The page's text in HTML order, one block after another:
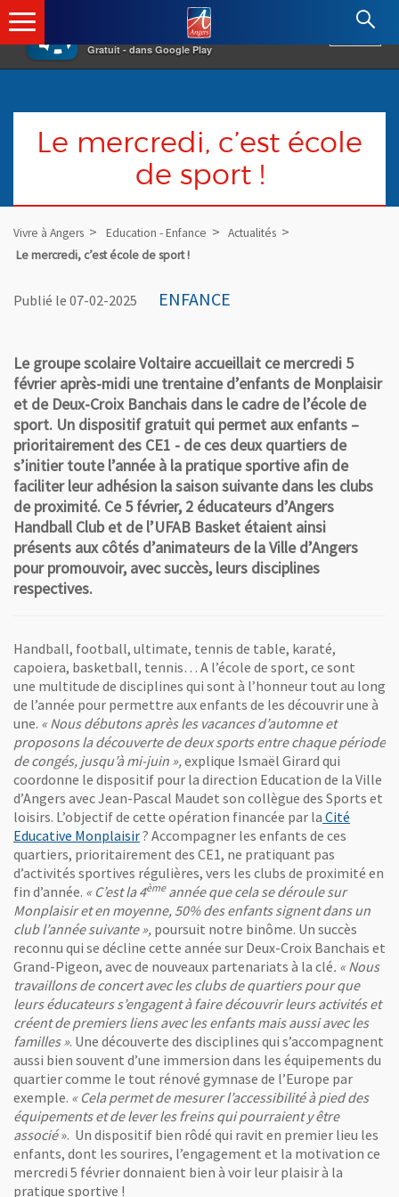
×
Gratuit - dans Google Play
Angers.fr : Retour à l'accueil
Le mercredi, c’est école
de sport !
Vivre à Angers Education - Enfance
Actualités
Le mercredi, c’est école de sport !
Publié le 07-02-2025 ENFANCE
Le groupe scolaire Voltaire accueillait ce mercredi 5
février après-midi une trentaine d’enfants de Monplaisir
et de Deux-Croix Banchais dans le cadre de l’école de
sport. Un dispositif gratuit qui permet aux enfants –
prioritairement des CE1 - de ces deux quartiers de
s’initier toute l’année à la pratique sportive afin de
faciliter leur adhésion la saison suivante dans les clubs
de proximité. Ce 5 février, 2 éducateurs d’Angers
Handball Club et de l’UFAB Basket étaient ainsi
présents aux côtés d’animateurs de la Ville d’Angers
pour promouvoir, avec succès, leurs disciplines
respectives.
Handball, football, ultimate, tennis de table, karaté,
capoiera, basketball, tennis… A l’école de sport, ce sont
une multitude de disciplines qui sont à l’honneur tout au long
de l’année pour permettre aux enfants de les découvrir une à
une. « Nous débutons après les vacances d’automne et
proposons la découverte de deux sports entre chaque période
de congés, jusqu’à mi-juin »,explique Ismaël Girard qui
coordonne le dispositif pour la direction Education de la Ville
d’Angers avec Jean-Pascal Maudet son collègue des Sports et
loisirs. L’objectif de cette opération financée par la Cité
Educative Monplaisir, Ouvre une nouvelle fenêtre
? Accompagner les enfants de ces
quartiers, prioritairement des CE1, ne pratiquant pas
d’activités sportives régulières, vers les clubs de proximité en
fin d’année. « C’est la 4èmeannée que cela se déroule sur
Monplaisir et en moyenne, 50% des enfants signent dans un
club l’année suivante », poursuit notre binôme. Un succès
reconnu qui se décline cette année sur Deux-Croix Banchais et
Grand-Pigeon, avec de nouveaux partenariats à la clé. « Nous
travaillons de concert avec les clubs de quartiers pour que
leurs éducateurs s’engagent à faire découvrir leurs activités et
créent de premiers liens avec les enfants mais aussi avec les
familles ». Une découverte des disciplines qui s’accompagnent
aussi bien souvent d’une immersion dans les équipements du
quartier comme le tout rénové gymnase de l’Europe par
exemple. « Cela permet de mesurer l’accessibilité à pied des
équipements et de lever les freins qui pourraient y être
associé». Un dispositif bien rôdé qui ravit en premier lieu les
enfants, dont les sourires, l’engagement et la motivation ce
mercredi 5 février donnaient bien à voir leur plaisir à la
pratique sportive !